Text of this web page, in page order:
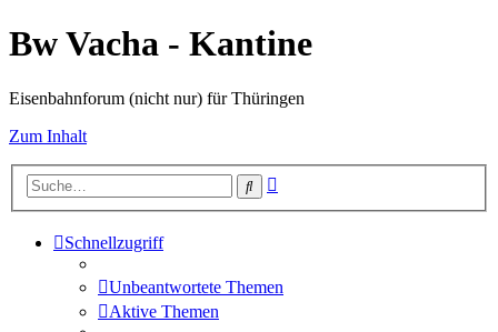
Bw Vacha - Kantine
Eisenbahnforum (nicht nur) für Thüringen
Zum Inhalt
Suche
Schnellzugriff
Unbeantwortete Themen
Aktive Themen